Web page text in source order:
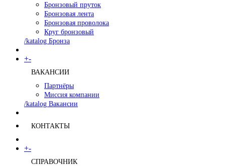
Бронзовый пруток
Бронзовая лента
Бронзовая проволока
Круг бронзовый
/katalog Бронза
+-
ВАКАНСИИ
Партнёры
Миссия компании
/katalog Вакансии
КОНТАКТЫ
+-
СПРАВОЧНИК